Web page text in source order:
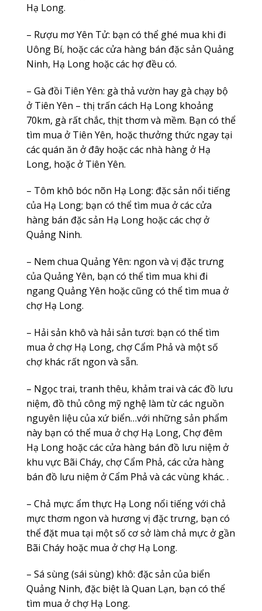
Hạ Long.
– Rượu mơ Yên Tử: bạn có thể ghé mua khi đi
Uông Bí, hoặc các cửa hàng bán đặc sản Quảng
Ninh, Hạ Long hoặc các hợ đều có.
– Gà đồi Tiên Yên: gà thả vườn hay gà chạy bộ
ở Tiên Yên – thị trấn cách Hạ Long khoảng
70km, gà rất chắc, thịt thơm và mềm. Bạn có thể
tìm mua ở Tiên Yên, hoặc thưởng thức ngay tại
các quán ăn ở đây hoặc các nhà hàng ở Hạ
Long, hoặc ở Tiên Yên.
– Tôm khô bóc nõn Hạ Long: đặc sản nổi tiếng
của Hạ Long; bạn có thể tìm mua ở các cửa
hàng bán đặc sản Hạ Long hoặc các chợ ở
Quảng Ninh.
– Nem chua Quảng Yên: ngon và vị đặc trưng
của Quảng Yên, bạn có thể tìm mua khi đi
ngang Quảng Yên hoặc cũng có thể tìm mua ở
chợ Hạ Long.
– Hải sản khô và hải sản tươi: bạn có thể tìm
mua ở chợ Hạ Long, chợ Cẩm Phả và một số
chợ khác rất ngon và sẵn.
– Ngọc trai, tranh thêu, khảm trai và các đồ lưu
niệm, đồ thủ công mỹ nghệ làm từ các nguồn
nguyên liệu của xứ biển…với những sản phẩm
này bạn có thể mua ở chợ Hạ Long, Chợ đêm
Hạ Long hoặc các cửa hàng bán đồ lưu niệm ở
khu vực Bãi Cháy, chợ Cẩm Phả, các cửa hàng
bán đồ lưu niệm ở Cẩm Phả và các vùng khác. .
– Chả mực: ẩm thực Hạ Long nổi tiếng với chả
mực thơm ngon và hương vị đặc trưng, bạn có
thể đặt mua tại một số cơ sở làm chả mực ở gần
Bãi Cháy hoặc mua ở chợ Hạ Long.
– Sá sùng (sái sùng) khô: đặc sản của biển
Quảng Ninh, đặc biệt là Quan Lạn, bạn có thể
tìm mua ở chợ Hạ Long.